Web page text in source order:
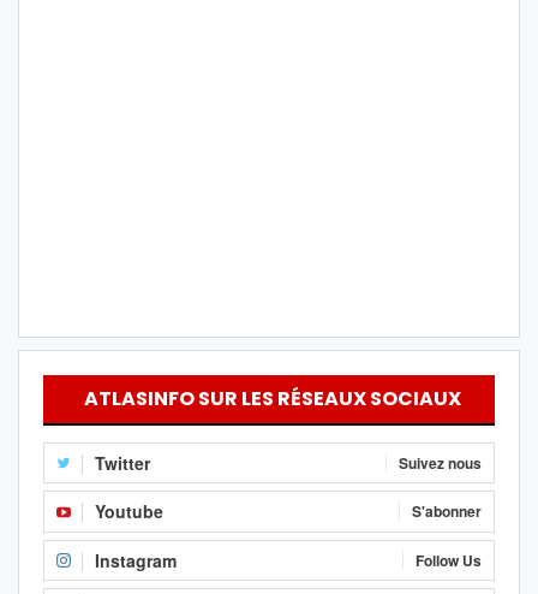
ATLASINFO SUR LES RÉSEAUX SOCIAUX
Twitter Suivez nous
Youtube S'abonner
Instagram Follow Us